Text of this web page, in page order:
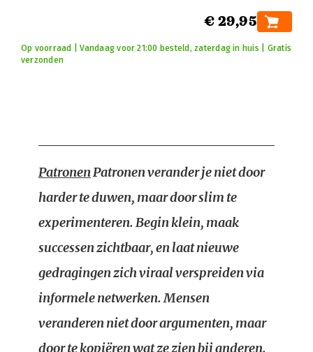
€ 29,95
Op voorraad | Vandaag voor 21:00 besteld, zaterdag in huis | Gratis
verzonden
PatronenPatronen verander je niet door
harder te duwen, maar door slim te
experimenteren. Begin klein, maak
successen zichtbaar, en laat nieuwe
gedragingen zich viraal verspreiden via
informele netwerken. Mensen
veranderen niet door argumenten, maar
door te kopiëren wat ze zien bij anderen.